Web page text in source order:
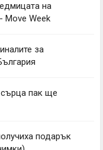
на
Move Week
за
сърца пак ще
подарък